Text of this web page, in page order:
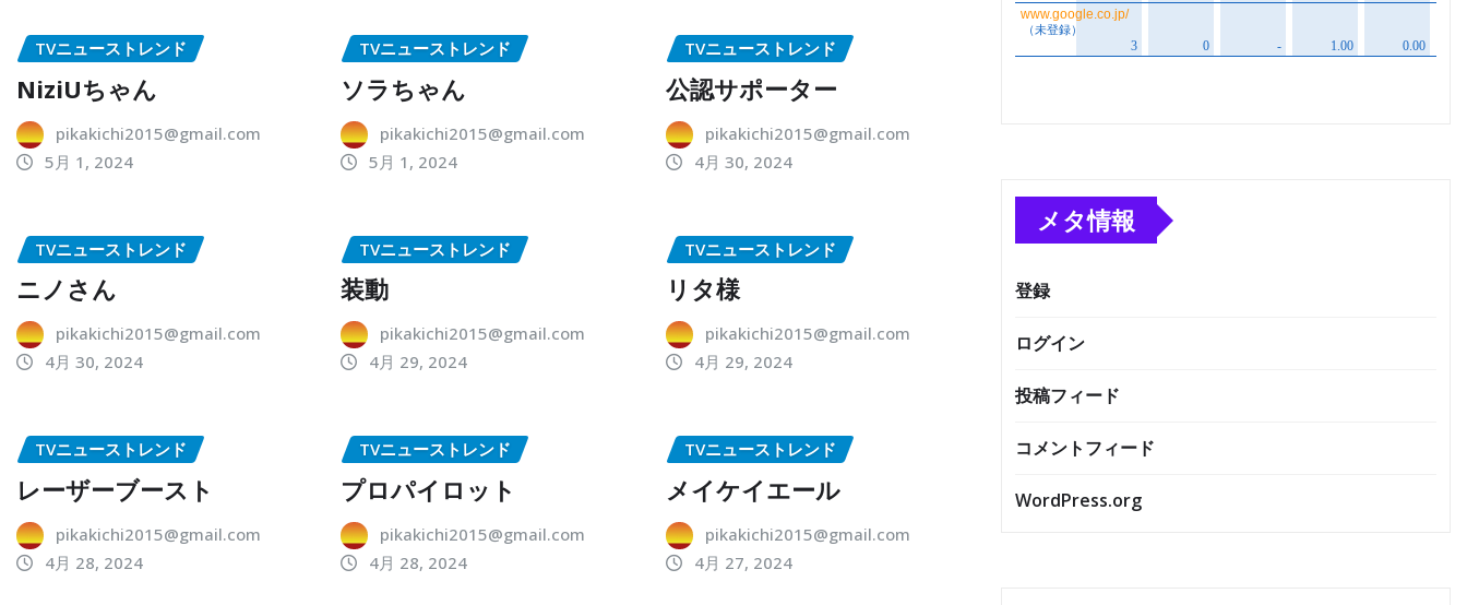
TVニューストレンド
NiziUちゃん
pikakichi2015@gmail.com
5月 1, 2024
TVニューストレンド
ソラちゃん
pikakichi2015@gmail.com
5月 1, 2024
TVニューストレンド
公認サポーター
pikakichi2015@gmail.com
4月 30, 2024
TVニューストレンド
ニノさん
pikakichi2015@gmail.com
4月 30, 2024
TVニューストレンド
装動
pikakichi2015@gmail.com
4月 29, 2024
TVニューストレンド
リタ様
pikakichi2015@gmail.com
4月 29, 2024
TVニューストレンド
レーザーブースト
pikakichi2015@gmail.com
4月 28, 2024
TVニューストレンド
プロパイロット
pikakichi2015@gmail.com
4月 28, 2024
TVニューストレンド
メイケイエール
pikakichi2015@gmail.com
4月 27, 2024
メタ情報
登録
ログイン
投稿フィード
コメントフィード
WordPress.org